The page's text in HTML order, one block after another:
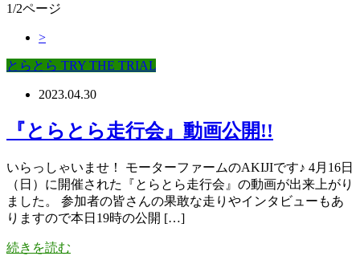
1/2ページ
>
とらとら TRY THE TRIAL
2023.04.30
『とらとら走行会』動画公開!!
いらっしゃいませ！ モーターファームのAKIJIです♪ 4月16日
（日）に開催された『とらとら走行会』の動画が出来上がり
ました。 参加者の皆さんの果敢な走りやインタビューもあ
りますので本日19時の公開 […]
続きを読む